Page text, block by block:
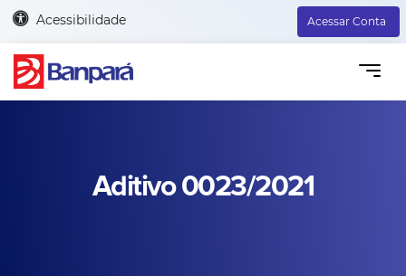
Acessibilidade Acessar Conta
Aditivo 0023/2021